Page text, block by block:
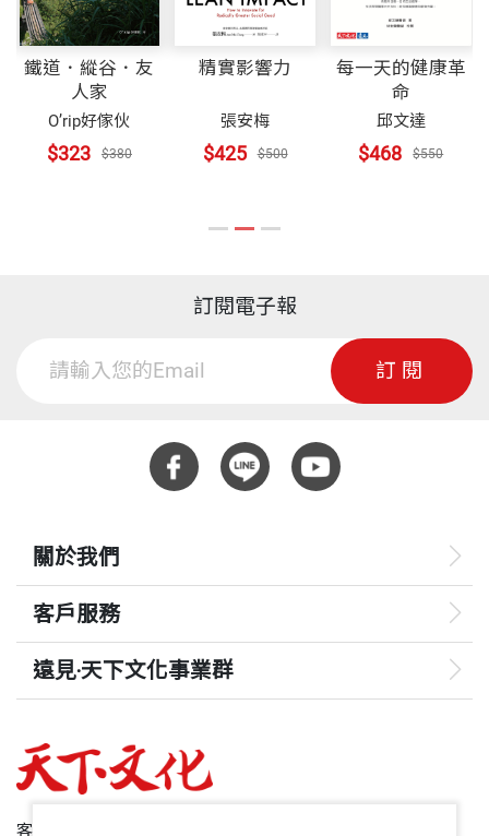
鐵道．縱谷．友
人家
O’rip好傢伙
$323 $380
精實影響力
張安梅
$425 $500
每一天的健康革
命
邱文達
$468 $550
訂閱電子報
訂閱
關於我們
客戶服務
遠見‧天下文化事業群
哈佛商業評論
客服專線：+886 2 2662-0012